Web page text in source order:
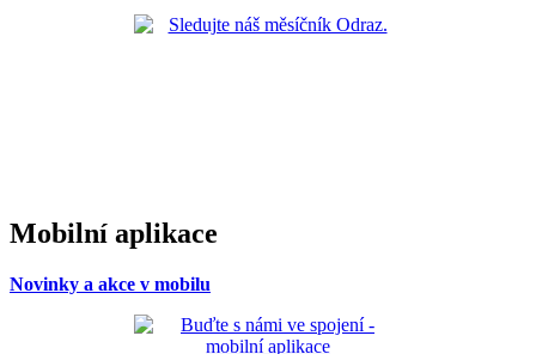
Mobilní aplikace
Novinky a akce v mobilu